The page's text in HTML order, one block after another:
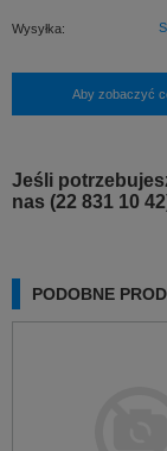
Wysyłka:
Aby zobaczyć
Jeśli
nas (22 831 10
PODOBNE